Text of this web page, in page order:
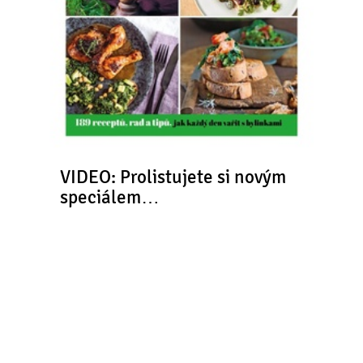
VIDEO: Prolistujete si novým
speciálem…